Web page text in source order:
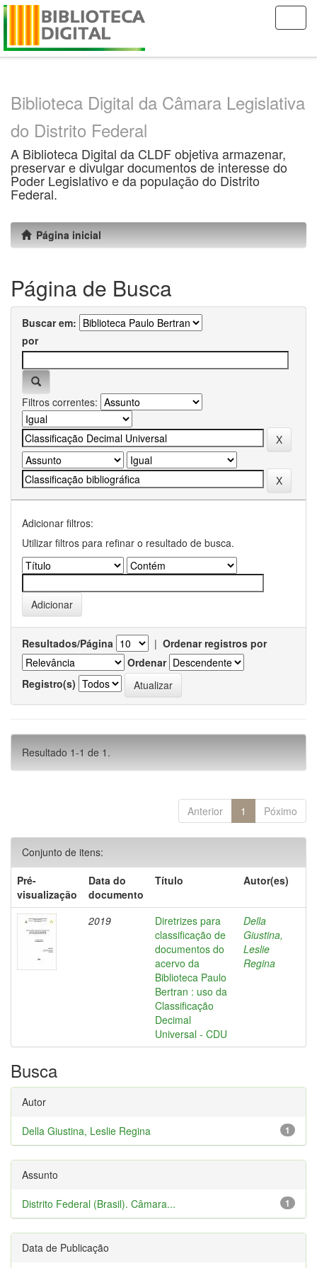
Skip
Biblioteca Digital da Câmara Legislativa
do Distrito Federal
A Biblioteca Digital da CLDF objetiva armazenar,
preservar e divulgar documentos de interesse do
Poder Legislativo e da população do Distrito
Federal.
Página inicial
Página de Busca
Buscar em:
por
Filtros correntes:
Adicionar filtros:
Utilizar filtros para refinar o resultado de busca.
Resultados/Página | Ordenar registros por
Ordenar
Registro(s)
Resultado 1-1 de 1.
Anterior 1 Póximo
Conjunto de itens:
Pré-
visualização
Data do
documento
Título Autor(es)
2019
Diretrizes para
classificação de
documentos do
acervo da
Biblioteca Paulo
Bertran : uso da
Classificação
Decimal
Universal - CDU
Della
Giustina,
Leslie
Regina
Busca
Autor
1
Della Giustina, Leslie Regina
Assunto
1
Distrito Federal (Brasil). Câmara...
Data de Publicação